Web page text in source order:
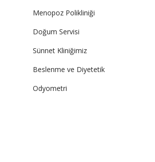
Menopoz Polikliniği
Doğum Servisi
Sünnet Kliniğimiz
Beslenme ve Diyetetik
Odyometri